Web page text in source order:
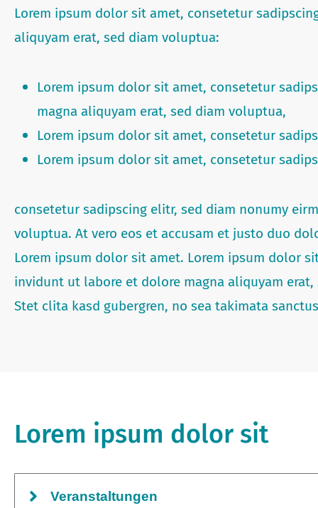
Lorem ipsum dolor sit amet, consetetur
aliquyam erat, sed diam voluptua:
Lorem ipsum dolor sit amet, consetetur
magna aliquyam erat, sed diam voluptua,
Lorem ipsum dolor sit amet, consetetur
Lorem ipsum dolor sit amet, consetetur
consetetur sadipscing elitr, sed diam nonumy
voluptua. At vero eos et accusam et justo duo
Lorem ipsum dolor sit amet. Lorem ipsum dolor
invidunt ut labore et dolore magna aliquyam
Stet clita kasd gubergren, no sea takimata
Lorem ipsum dolor sit
Veranstaltungen